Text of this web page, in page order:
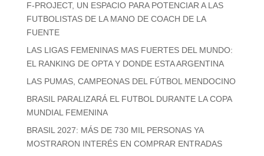
F-PROJECT, UN ESPACIO PARA POTENCIAR A LAS
FUTBOLISTAS DE LA MANO DE COACH DE LA
FUENTE
LAS LIGAS FEMENINAS MAS FUERTES DEL MUNDO:
EL RANKING DE OPTA Y DONDE ESTA ARGENTINA
LAS PUMAS, CAMPEONAS DEL FÚTBOL MENDOCINO
BRASIL PARALIZARÁ EL FUTBOL DURANTE LA COPA
MUNDIAL FEMENINA
BRASIL 2027: MÁS DE 730 MIL PERSONAS YA
MOSTRARON INTERÉS EN COMPRAR ENTRADAS